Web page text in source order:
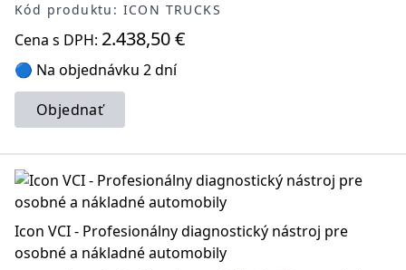
Kód produktu: ICON TRUCKS
Cena s DPH: 2.438,50 €
🔵 Na objednávku 2 dní
Objednať
Icon VCI - Profesionálny diagnostický nástroj pre
osobné a nákladné automobily